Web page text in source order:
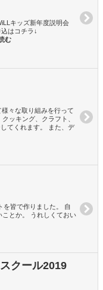
キッズ新年度説明会
はコチラ↓
む
々な取り組みを行って
ッキング、クラフト、
てくれます。 また、デ
を皆で作りました。 自
とか。 うれしくておい
クール2019